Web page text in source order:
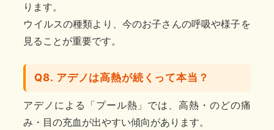
ります。
ウイルスの種類より、今のお子さんの呼吸や様子を
見ることが重要です。
Q8. アデノは高熱が続くって本当？
アデノによる「プール熱」では、高熱・のどの痛
み・目の充血が出やすい傾向があります。